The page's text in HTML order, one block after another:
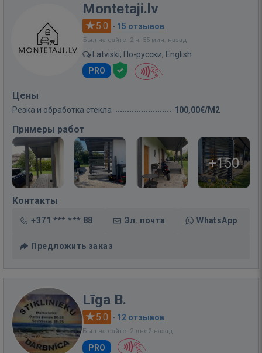
Montetaji.lv
5.0 · 15 отзывов
Был на сайте: 2 ч. 55 мин. назад
Latviski, По-русски, English
PRO
Цены
Резка и обработка стекла 100,00€/M2
Примеры работ
+150
Контакты
+371 *** *** 88 Эл. почта WhatsApp
Предложить заказ
Līga B.
5.0 · 12 отзывов
Был на сайте: 2 дней назад
PRO